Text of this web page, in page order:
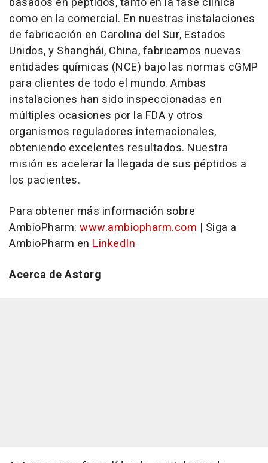
como en la comercial. En nuestras instalaciones
de fabricación en Carolina del Sur, Estados
Unidos, y Shanghái, China, fabricamos nuevas
entidades químicas (NCE) bajo las normas cGMP
para clientes de todo el mundo. Ambas
instalaciones han sido inspeccionadas en
múltiples ocasiones por la FDA y otros
organismos reguladores internacionales,
obteniendo excelentes resultados. Nuestra
misión es acelerar la llegada de sus péptidos a
los pacientes.
Para obtener más información sobre
AmbioPharm: www.ambiopharm.com | Siga a
AmbioPharm en LinkedIn
Acerca de Astorg